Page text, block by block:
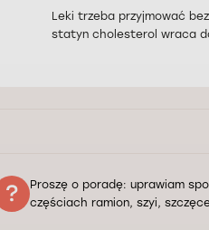
Leki trzeba przyjmować
statyn cholesterol wraca
Proszę o poradę: uprawiam
częściach ramion, szyi,